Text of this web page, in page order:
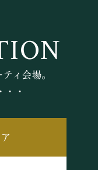
ィ会場。
・・